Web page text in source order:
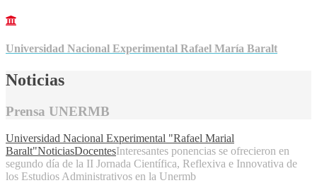
Universidad Nacional Experimental Rafael María Baralt
Noticias
Prensa UNERMB
Universidad Nacional Experimental "Rafael Marial
Baralt"NoticiasDocentesInteresantes ponencias se ofrecieron en
segundo día de la II Jornada Científica, Reflexiva e Innovativa de
los Estudios Administrativos en la Unermb